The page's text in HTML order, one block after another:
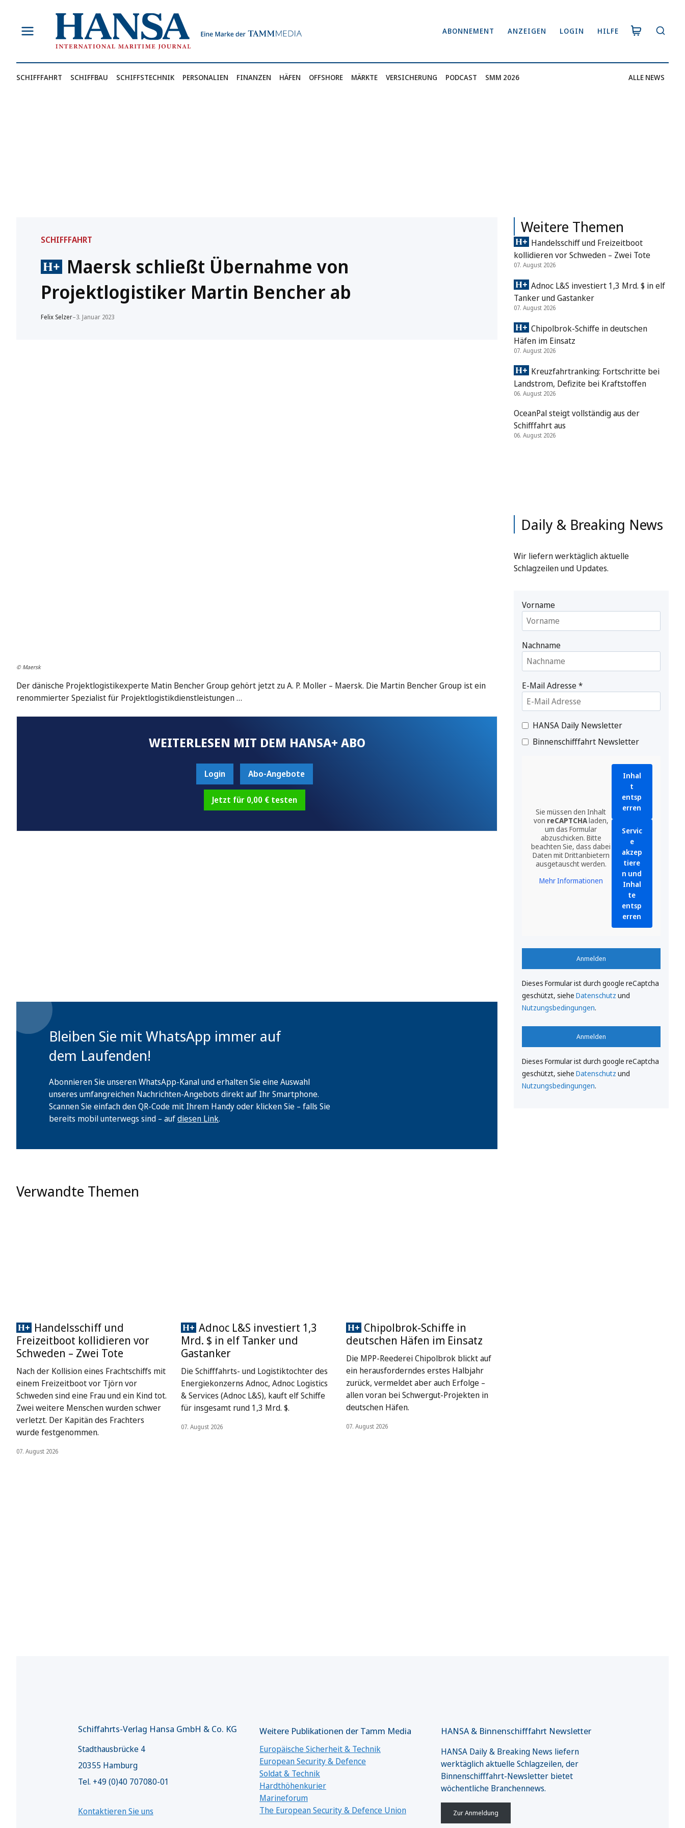
springen
ABONNEMENT ANZEIGEN LOGIN HILFE
SCHIFFFAHRT SCHIFFBAU SCHIFFSTECHNIK PERSONALIEN FINANZEN HÄFEN OFFSHORE MÄRKTE VERSICHERUNG PODCAST SMM 2026 ALLE NEWS
SCHIFFFAHRT
Maersk schließt Übernahme von
Projektlogistiker Martin Bencher ab
Felix Selzer–3. Januar 2023
© Maersk
Der dänische Projektlogistikexperte Matin Bencher Group gehört jetzt zu A. P. Moller – Maersk. Die Martin Bencher Group ist ein
renommierter Spezialist für Projektlogistikdienstleistungen …
WEITERLESEN MIT DEM HANSA+ ABO
Login Abo-Angebote
Jetzt für 0,00 € testen
Bleiben Sie mit WhatsApp immer auf
dem Laufenden!
Abonnieren Sie unseren WhatsApp-Kanal und erhalten Sie eine Auswahl
unseres umfangreichen Nachrichten-Angebots direkt auf Ihr Smartphone.
Scannen Sie einfach den QR-Code mit Ihrem Handy oder klicken Sie – falls Sie
bereits mobil unterwegs sind – aufdiesen Link.
Verwandte Themen
Handelsschiff und
Freizeitboot kollidieren vor
Schweden – Zwei Tote
Nach der Kollision eines Frachtschiffs mit
einem Freizeitboot vor Tjörn vor
Schweden sind eine Frau und ein Kind tot.
Zwei weitere Menschen wurden schwer
verletzt. Der Kapitän des Frachters
wurde festgenommen.
07. August 2026
Adnoc L&S investiert 1,3
Mrd. $ in elf Tanker und
Gastanker
Die Schifffahrts- und Logistiktochter des
Energiekonzerns Adnoc, Adnoc Logistics
& Services (Adnoc L&S), kauft elf Schiffe
für insgesamt rund 1,3 Mrd. $.
07. August 2026
Chipolbrok-Schiffe in
deutschen Häfen im Einsatz
Die MPP-Reederei Chipolbrok blickt auf
ein herausforderndes erstes Halbjahr
zurück, vermeldet aber auch Erfolge –
allen voran bei Schwergut-Projekten in
deutschen Häfen.
07. August 2026
Weitere Themen
Handelsschiff und Freizeitboot
kollidieren vor Schweden – Zwei Tote
07. August 2026
Adnoc L&S investiert 1,3 Mrd. $ in elf
Tanker und Gastanker
07. August 2026
Chipolbrok-Schiffe in deutschen
Häfen im Einsatz
07. August 2026
Kreuzfahrtranking: Fortschritte bei
Landstrom, Defizite bei Kraftstoffen
06. August 2026
OceanPal steigt vollständig aus der
Schifffahrt aus
06. August 2026
Daily & Breaking News
Wir liefern werktäglich aktuelle
Schlagzeilen und Updates.
Vorname
Nachname
E-Mail Adresse*
HANSA Daily Newsletter
Binnenschifffahrt Newsletter
Sie müssen den Inhalt
von reCAPTCHAladen,
um das Formular
abzuschicken. Bitte
beachten Sie, dass dabei
Daten mit Drittanbietern
ausgetauscht werden.
Mehr Informationen
Inhal
t
entsp
erren
Servic
e
akzep
tiere
n und
Inhal
te
entsp
erren
Anmelden
Dieses Formular ist durch google reCaptcha
geschützt, siehe Datenschutz und
Nutzungsbedingungen.
Anmelden
Dieses Formular ist durch google reCaptcha
geschützt, siehe Datenschutz und
Nutzungsbedingungen.
Schiffahrts-Verlag Hansa GmbH & Co. KG
Stadthausbrücke 4
20355 Hamburg
Tel. +49 (0)40 707080-01
Kontaktieren Sie uns
Weitere Publikationen der Tamm Media
Europäische Sicherheit & Technik
European Security & Defence
Soldat & Technik
Hardthöhenkurier
Marineforum
The European Security & Defence Union
HANSA & Binnenschifffahrt Newsletter
HANSA Daily & Breaking News liefern
werktäglich aktuelle Schlagzeilen, der
Binnenschifffahrt-Newsletter bietet
wöchentliche Branchennews.
Zur Anmeldung